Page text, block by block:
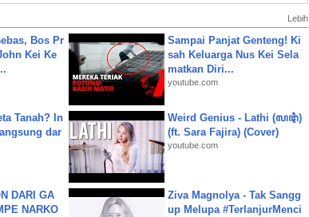
Lebih
Bos Pr
Kei Ke
Sampai Panjat Genteng! Ki
sah Keluarga Nus Kei Sela
matkan Diri...
youtube.com
Tanah? In
dar
Weird Genius - Lathi (ꦭꦛꦶ)
(ft. Sara Fajira) (Cover)
youtube.com
DARI GA
NARKO
Ziva Magnolya - Tak Sangg
up Melupa #TerlanjurMenci